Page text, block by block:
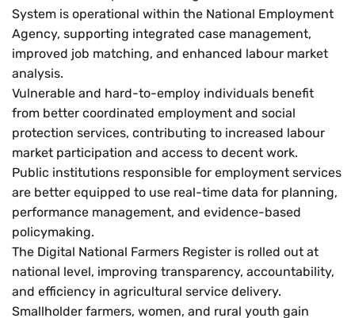
System is operational within the National Employment
Agency, supporting integrated case management,
improved job matching, and enhanced labour market
analysis.
Vulnerable and hard-to-employ individuals benefit
from better coordinated employment and social
protection services, contributing to increased labour
market participation and access to decent work.
Public institutions responsible for employment services
are better equipped to use real-time data for planning,
performance management, and evidence-based
policymaking.
The Digital National Farmers Register is rolled out at
national level, improving transparency, accountability,
and efficiency in agricultural service delivery.
Smallholder farmers, women, and rural youth gain